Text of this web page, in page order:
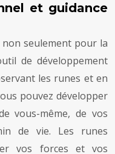
et guidance
seulement pour la
de développement
les runes et en
pouvez développer
vous-même, de vos
de vie. Les runes
vos forces et vos